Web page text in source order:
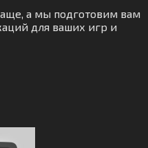
а мы подготовим вам
для ваших игр и